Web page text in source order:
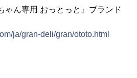
ゃん専用 おっとっと』ブランド
ja/gran-deli/gran/ototo.html